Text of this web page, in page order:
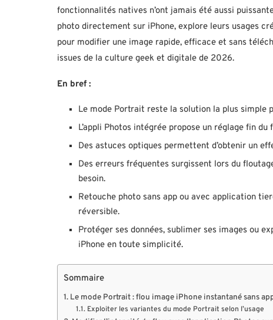
fonctionnalités natives n’ont jamais été aussi
photo directement sur iPhone, explore leurs usages
pour modifier une image rapide, efficace et sans
issues de la culture geek et digitale de 2026.
En bref :
Le mode Portrait reste la solution la plus simple
L’appli Photos intégrée propose un réglage fin
Des astuces optiques permettent d’obtenir un
Des erreurs fréquentes surgissent lors du
besoin.
Retouche photo sans app ou avec application
réversible.
Protéger ses données, sublimer ses images ou
iPhone en toute simplicité.
Sommaire
Le mode Portrait : flou image iPhone instantané sans
Exploiter les variantes du mode Portrait selon l’usage